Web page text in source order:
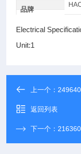
品牌
Electrical
Unit:1
上一个：
返回列表
下一个：